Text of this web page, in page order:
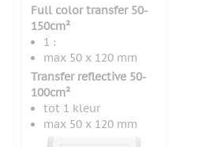
Full color transfer 50-
150cm²
1 :
max 50 x 120 mm
Transfer reflective 50-
100cm²
tot 1 kleur
max 50 x 120 mm